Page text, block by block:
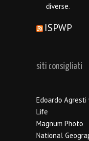
diverse.
ISPWP
siti consigliati
Edoardo Agresti
Life
Magnum Photo
National